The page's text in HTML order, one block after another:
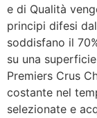
e di Qualità
principi difesi
soddisfano il
su una
Premiers Crus
costante nel
selezionate e